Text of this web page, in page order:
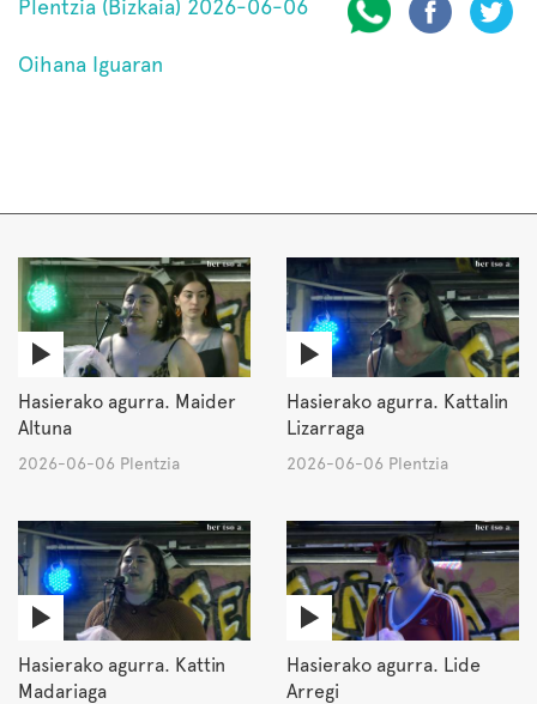
Plentzia (Bizkaia) 2026-06-06
Oihana Iguaran
Hasierako agurra. Maider
Altuna
2026-06-06 Plentzia
Hasierako agurra. Kattalin
Lizarraga
2026-06-06 Plentzia
Hasierako agurra. Kattin
Madariaga
Hasierako agurra. Lide
Arregi